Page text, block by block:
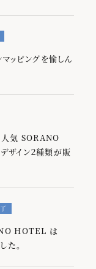
ッピングを愉しん
気 SORANO
イン２種類が販
HOTEL は
た。